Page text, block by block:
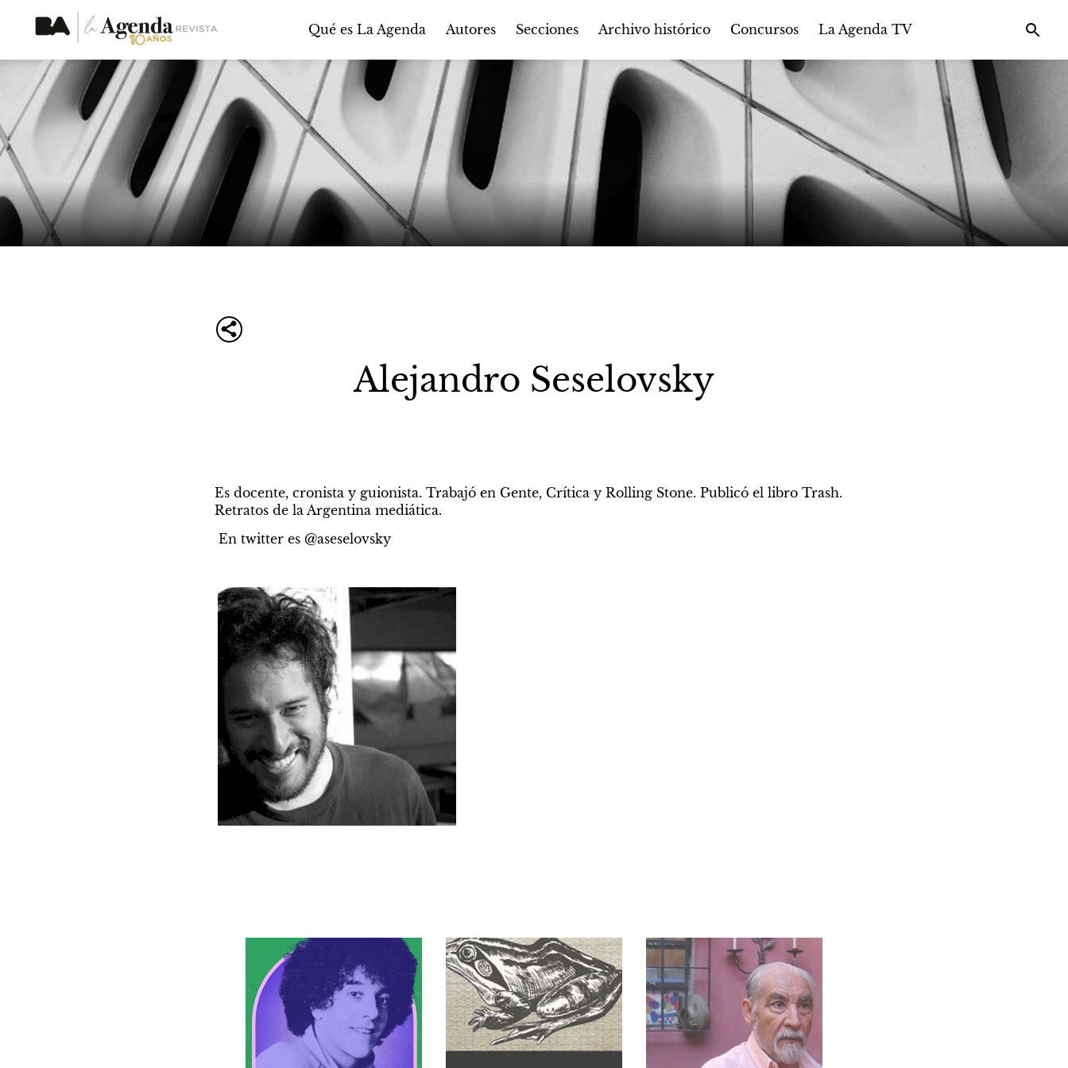
Qué es La Agenda Autores Secciones Archivo histórico Concursos La Agenda TV
Alejandro Seselovsky
Es docente, cronista y guionista. Trabajó en Gente, Crítica y Rolling Stone. Publicó el libro Trash.
Retratos de la Argentina mediática.
En twitter es @aseselovsky